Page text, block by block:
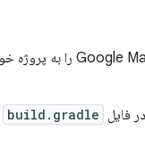
فایل build.gradle